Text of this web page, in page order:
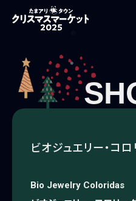
HOME
NEWS
EVENT
ビオジュエリー・コ
Bio Jewelry Coloridas